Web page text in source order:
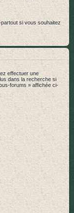
si vous souhaitez
effectuer une
dans la recherche si
forums » affichée ci-